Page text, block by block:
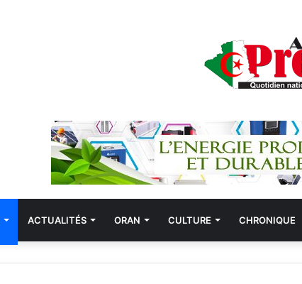
ACTUALITÉS ORAN CULTURE CHRONIQUE